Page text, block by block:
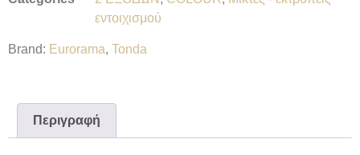
εντοιχισμού
Brand: Eurorama, Tonda
Περιγραφή